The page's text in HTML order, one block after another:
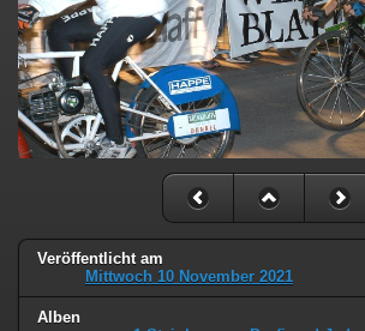
Veröffentlicht am
Mittwoch 10 November 2021
Alben